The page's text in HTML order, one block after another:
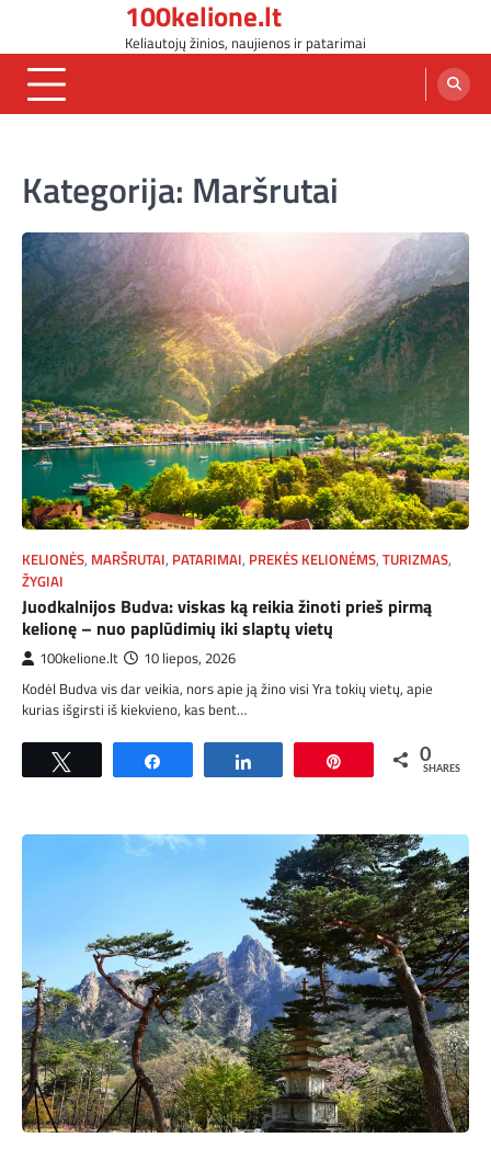
content
100kelione.lt
Keliautojų žinios, naujienos ir patarimai
Kategorija: Maršrutai
KELIONĖS, MARŠRUTAI, PATARIMAI, PREKĖS KELIONĖMS, TURIZMAS,
ŽYGIAI
Juodkalnijos Budva: viskas ką reikia žinoti prieš pirmą
kelionę – nuo paplūdimių iki slaptų vietų
100kelione.lt 10 liepos, 2026
Kodėl Budva vis dar veikia, nors apie ją žino visi Yra tokių vietų, apie
kurias išgirsti iš kiekvieno, kas bent…
0
SHARES